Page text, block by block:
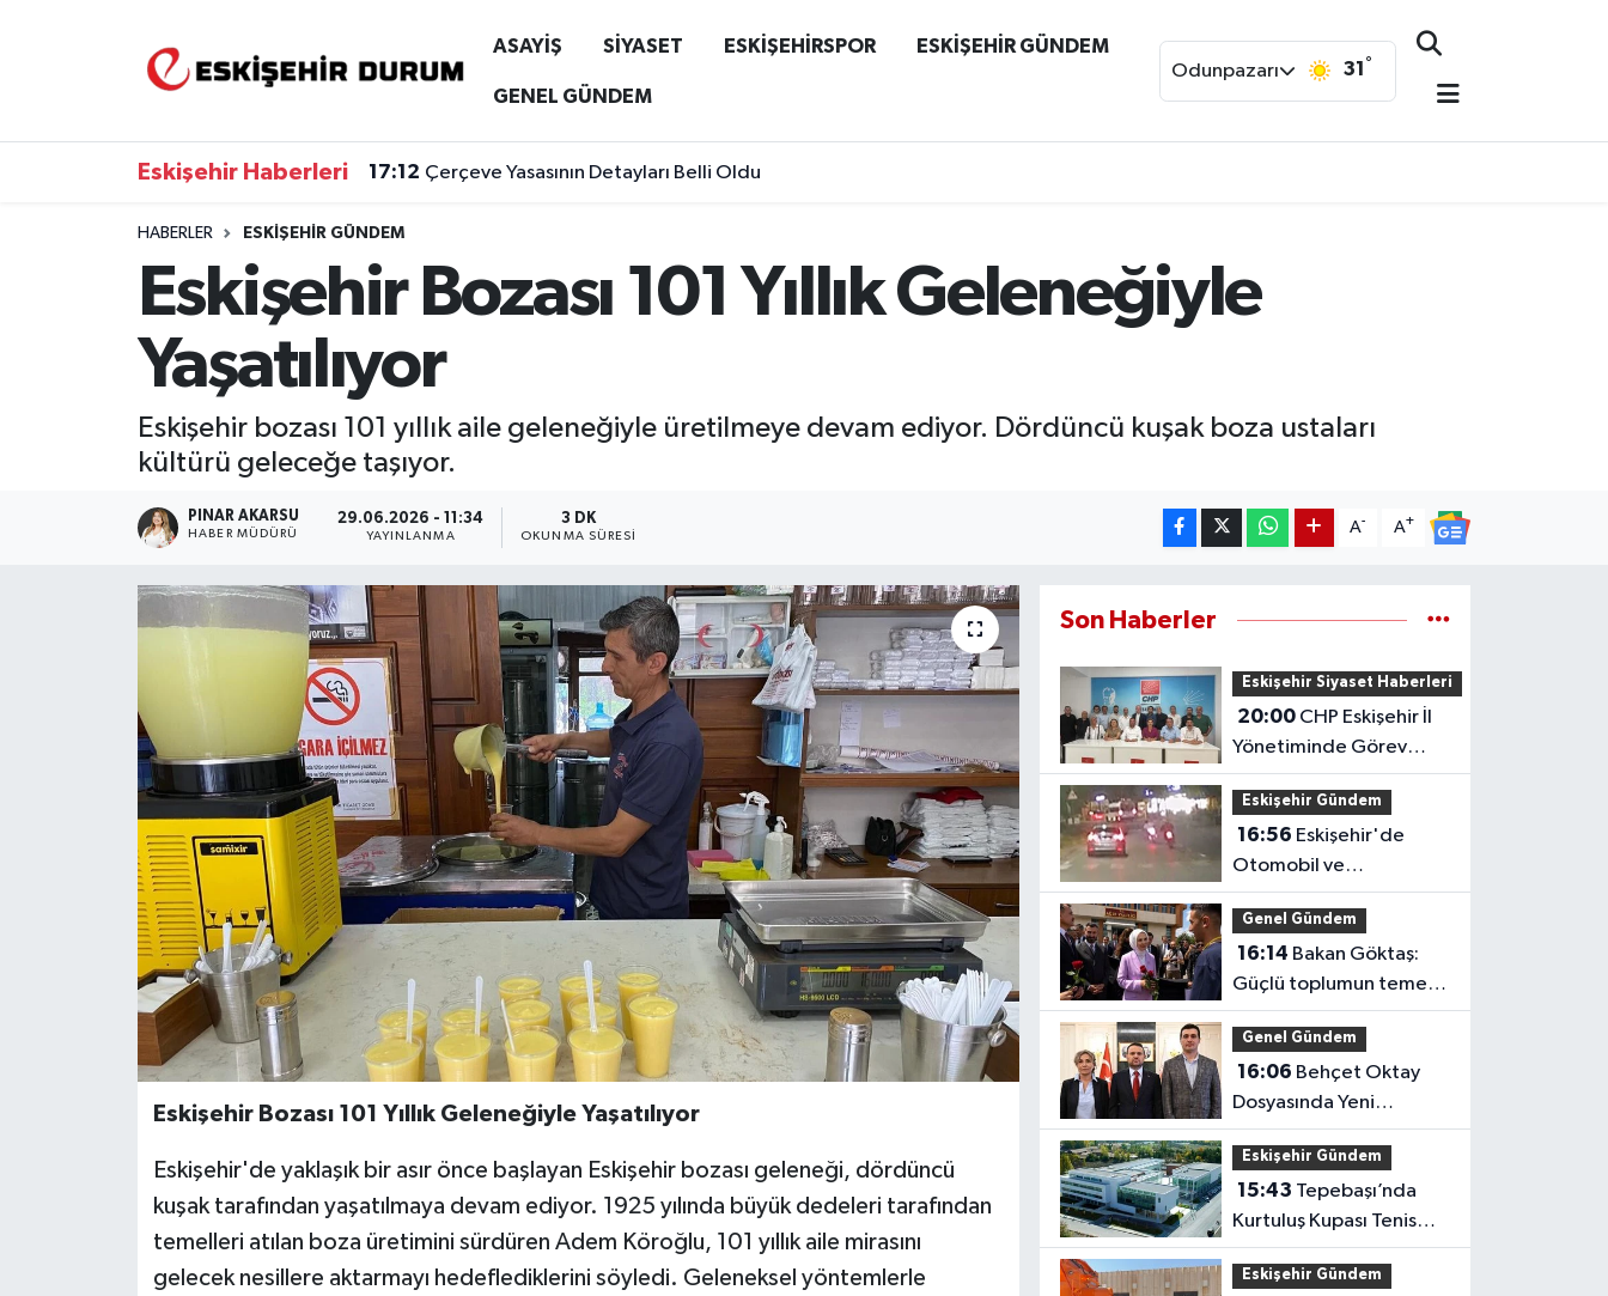
ASAYİŞ SİYASET ESKİŞEHİRSPOR ESKİŞEHİR GÜNDEM
GENEL GÜNDEM
Odunpazarı 31 °
Eskişehir Haberleri 17:12 Çerçeve Yasasının Detayları Belli Oldu
HABERLER ESKIŞEHIR GÜNDEM
Eskişehir Bozası 101 Yıllık Geleneğiyle
Yaşatılıyor
Eskişehir bozası 101 yıllık aile geleneğiyle üretilmeye devam ediyor. Dördüncü kuşak boza ustaları
kültürü geleceğe taşıyor.
PINAR AKARSU
HABER MÜDÜRÜ
29.06.2026 - 11:34
YAYINLANMA
3 DK
OKUNMA SÜRESI
A- A+
Eskişehir Bozası 101 Yıllık Geleneğiyle Yaşatılıyor
Eskişehir'de yaklaşık bir asır önce başlayan Eskişehir bozası geleneği, dördüncü
kuşak tarafından yaşatılmaya devam ediyor. 1925 yılında büyük dedeleri tarafından
temelleri atılan boza üretimini sürdüren Adem Köroğlu, 101 yıllık aile mirasını
gelecek nesillere aktarmayı hedeflediklerini söyledi. Geleneksel yöntemlerle
Son Haberler
Eskişehir Siyaset Haberleri
20:00CHP Eskişehir İl
Yönetiminde Görev
Dağılımı Tamamlandı
Eskişehir Gündem
16:56
Otomobil ve
Motosikletlerin Tehlikeli
Yarışı Kamerada
Genel Gündem
16:14
Güçlü toplumun temeli
güçlü ailedir
Genel Gündem
16:06
Dosyasında Yeni
Açıklama: Karanlık
Kalmayacak
Eskişehir Gündem
15:43
Kurtuluş Kupası Tenis
Heyecanı Başlıyor
Eskişehir Gündem
Eskişehir Nöbetçi Eczaneler
Eskişehir Trafik Yoğunluk Haritası
Süper Lig Puan Durumu ve Fikstür
Son Dakika Haberleri
Haber Arşivi